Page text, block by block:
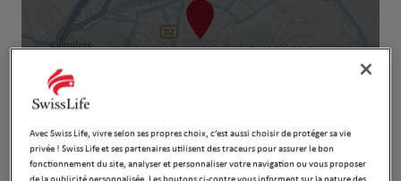
Naviguer Itinéraire
Avec Swiss Life, vivre selon ses propres choix, c’est aussi choisir de protéger sa vie
privée ! Swiss Life et ses partenaires utilisent des traceurs pour assurer le bon
fonctionnement du site, analyser et personnaliser votre navigation ou vous proposer